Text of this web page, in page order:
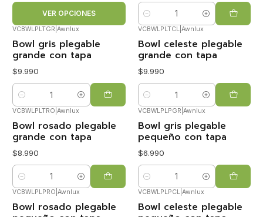
VER OPCIONES
Cantidad
VCBWLPLTGR Awnlux
Bowl gris plegable
grande con tapa
$9.990
Cantidad
VCBWLPLTCL| Awnlux
Bowl celeste plegable
grande con tapa
$9.990
Cantidad
VCBWLPLTRO Awnlux
Bowl rosado plegable
grande con tapa
$8.990
Cantidad
VCBWLPLPGR Awnlux
Bowl gris plegable
pequeño con tapa
$6.990
Cantidad
VCBWLPLPRO Awnlux
Bowl rosado plegable
VCBWLPLPCL| Awnlux
Bowl celeste plegable